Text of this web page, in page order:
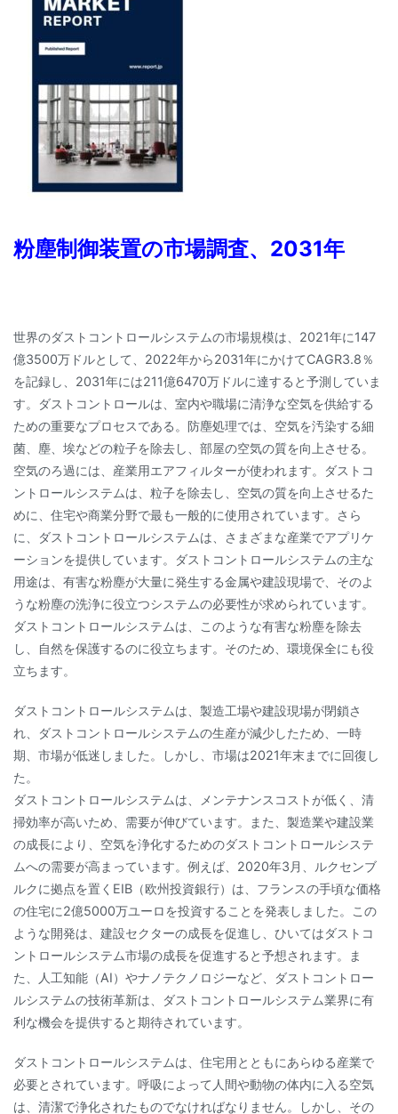
粉塵制御装置の市場調査、2031年
世界のダストコントロールシステムの市場規模は、2021年に147
億3500万ドルとして、2022年から2031年にかけてCAGR3.8％
を記録し、2031年には211億6470万ドルに達すると予測していま
す。ダストコントロールは、室内や職場に清浄な空気を供給する
ための重要なプロセスである。防塵処理では、空気を汚染する細
菌、塵、埃などの粒子を除去し、部屋の空気の質を向上させる。
空気のろ過には、産業用エアフィルターが使われます。ダストコ
ントロールシステムは、粒子を除去し、空気の質を向上させるた
めに、住宅や商業分野で最も一般的に使用されています。さら
に、ダストコントロールシステムは、さまざまな産業でアプリケ
ーションを提供しています。ダストコントロールシステムの主な
用途は、有害な粉塵が大量に発生する金属や建設現場で、そのよ
うな粉塵の洗浄に役立つシステムの必要性が求められています。
ダストコントロールシステムは、このような有害な粉塵を除去
し、自然を保護するのに役立ちます。そのため、環境保全にも役
立ちます。
ダストコントロールシステムは、製造工場や建設現場が閉鎖さ
れ、ダストコントロールシステムの生産が減少したため、一時
期、市場が低迷しました。しかし、市場は2021年末までに回復し
た。
ダストコントロールシステムは、メンテナンスコストが低く、清
掃効率が高いため、需要が伸びています。また、製造業や建設業
の成長により、空気を浄化するためのダストコントロールシステ
ムへの需要が高まっています。例えば、2020年3月、ルクセンブ
ルクに拠点を置くEIB（欧州投資銀行）は、フランスの手頃な価格
の住宅に2億5000万ユーロを投資することを発表しました。この
ような開発は、建設セクターの成長を促進し、ひいてはダストコ
ントロールシステム市場の成長を促進すると予想されます。ま
た、人工知能（AI）やナノテクノロジーなど、ダストコントロー
ルシステムの技術革新は、ダストコントロールシステム業界に有
利な機会を提供すると期待されています。
ダストコントロールシステムは、住宅用とともにあらゆる産業で
必要とされています。呼吸によって人間や動物の体内に入る空気
は、清潔で浄化されたものでなければなりません。しかし、その